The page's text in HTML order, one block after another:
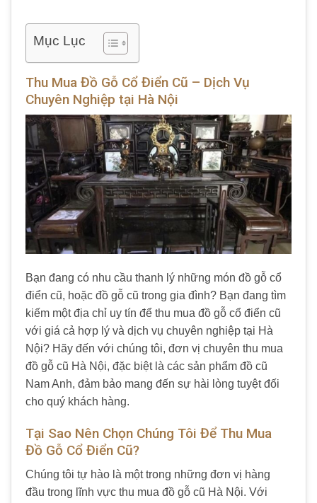
Mục Lục
Thu Mua Đồ Gỗ Cổ Điển Cũ – Dịch Vụ
Chuyên Nghiệp tại Hà Nội
Bạn đang có nhu cầu thanh lý những món đồ gỗ cổ
điển cũ, hoặc đồ gỗ cũ trong gia đình? Bạn đang tìm
kiếm một địa chỉ uy tín để thu mua đồ gỗ cổ điển cũ
với giá cả hợp lý và dịch vụ chuyên nghiệp tại Hà
Nội? Hãy đến với chúng tôi, đơn vị chuyên thu mua
đồ gỗ cũ Hà Nội, đặc biệt là các sản phẩm đồ cũ
Nam Anh, đảm bảo mang đến sự hài lòng tuyệt đối
cho quý khách hàng.
Tại Sao Nên Chọn Chúng Tôi Để Thu Mua
Đồ Gỗ Cổ Điển Cũ?
Chúng tôi tự hào là một trong những đơn vị hàng
đầu trong lĩnh vực thu mua đồ gỗ cũ Hà Nội. Với